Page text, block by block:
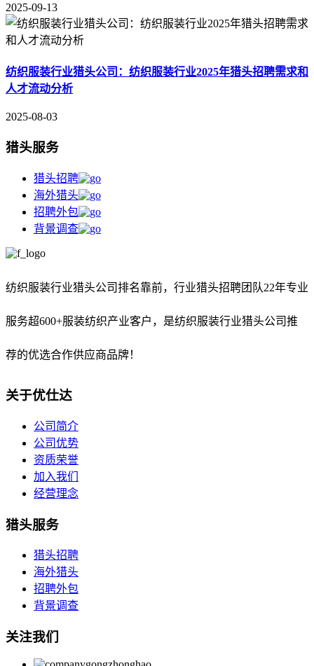
2025-09-13
纺织服装行业猎头公司：纺织服装行业2025年猎头招聘需求和
人才流动分析
2025-08-03
猎头服务
猎头招聘
海外猎头
招聘外包
背景调查
纺织服装行业猎头公司排名靠前， 行业猎头招聘团队22年专业
服务超600+服装纺织产业客户，是纺织服装行业猎头公司推
荐的优选合作供应商品牌！
关于优仕达
公司简介
公司优势
资质荣誉
加入我们
经营理念
猎头服务
猎头招聘
海外猎头
招聘外包
背景调查
关注我们